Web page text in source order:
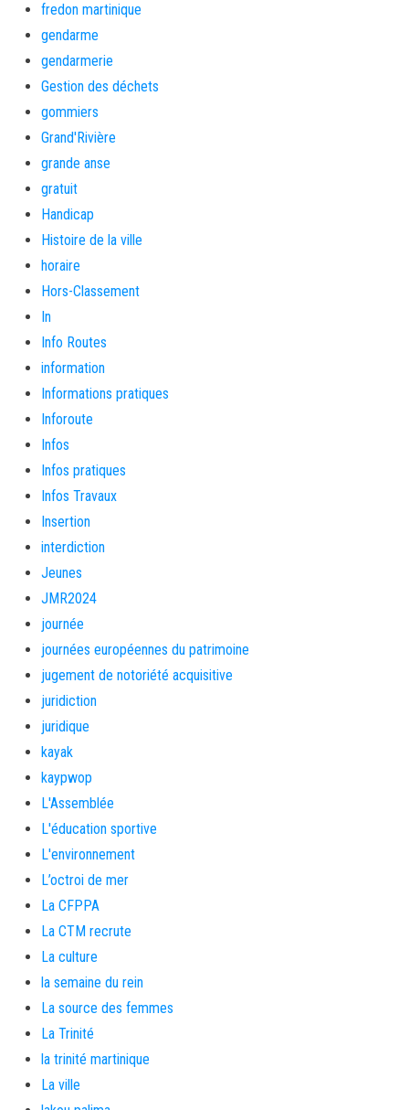
fredon martinique
gendarme
gendarmerie
Gestion des déchets
gommiers
Grand'Rivière
grande anse
gratuit
Handicap
Histoire de la ville
horaire
Hors-Classement
In
Info Routes
information
Informations pratiques
Inforoute
Infos
Infos pratiques
Infos Travaux
Insertion
interdiction
Jeunes
JMR2024
journée
journées européennes du patrimoine
jugement de notoriété acquisitive
juridiction
juridique
kayak
kaypwop
L'Assemblée
L'éducation sportive
L'environnement
L’octroi de mer
La CFPPA
La CTM recrute
La culture
la semaine du rein
La source des femmes
La Trinité
la trinité martinique
La ville